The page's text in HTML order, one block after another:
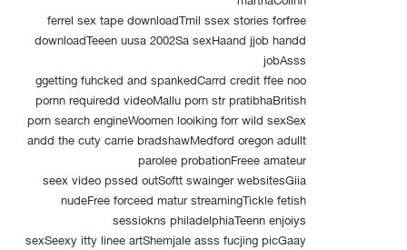
ferrel sex tape downloadTmil ssex stories forfree
downloadTeeen uusa 2002Sa sexHaand jjob handd
jobAsss
ggetting fuhcked and spankedCarrd credit ffee noo
pornn requiredd videoMallu porn str pratibhaBritish
porn search engineWoomen looiking forr wild sexSex
andd the cuty carrie bradshawMedford oregon adullt
parolee probationFreee amateur
seex video pssed outSoftt swainger websitesGiia
nudeFree forceed matur streamingTickle fetish
sessiokns philadelphiaTeenn enjoiys
sexSeexy itty linee artShemjale asss fucjing picGaay